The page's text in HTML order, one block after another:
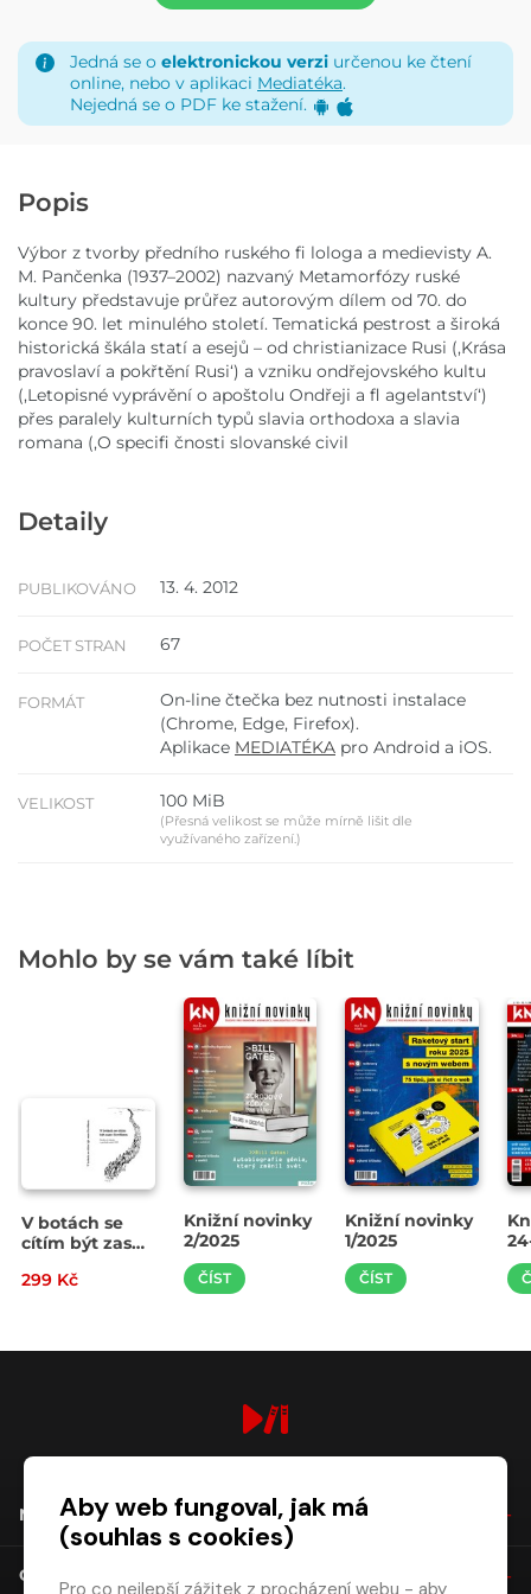
Jedná se o elektronickou verzi určenou ke čtení
online, nebo v aplikaci Mediatéka.
Nejedná se o PDF ke stažení.
Popis
Výbor z tvorby předního ruského fi lologa a medievisty A.
M. Pančenka (1937–2002) nazvaný Metamorfózy ruské
kultury představuje průřez autorovým dílem od 70. do
konce 90. let minulého století. Tematická pestrost a široká
historická škála statí a esejů – od christianizace Rusi (,Krása
pravoslaví a pokřtění Rusi‘) a vzniku ondřejovského kultu
(,Letopisné vyprávění o apoštolu Ondřeji a fl agelantství‘)
přes paralely kulturních typů slavia orthodoxa a slavia
romana (,O specifi čnosti slovanské civil
Detaily
PUBLIKOVÁNO 13. 4. 2012
POČET STRAN 67
FORMÁT
On-line čtečka bez nutnosti instalace
(Chrome, Edge, Firefox).
Aplikace MEDIATÉKA pro Android a iOS.
VELIKOST 100 MiB
(Přesná velikost se může mírně lišit dle
využívaného zařízení.)
Mohlo by se vám také líbit
V botách se
cítím být zase
299 Kč
Knižní novinky
2/2025
ČÍST
Knižní novinky
1/2025
ČÍST
NÁKUP
O SPOLEČNOSTI
Aby web fungoval, jak má
(souhlas s cookies)
Pro co nejlepší zážitek z procházení webu - aby